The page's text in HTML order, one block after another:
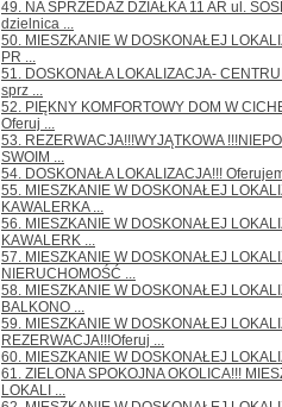
49. NA SPRZEDAŻ DZIAŁKA 11 AR ul.
dzielnica ...
50. MIESZKANIE W DOSKONAŁEJ
PR ...
51. DOSKONAŁA LOKALIZACJA-
sprz ...
52. PIĘKNY KOMFORTOWY DOM W
Oferuj ...
53. REZERWACJA!!!WYJĄTKOWA
SWOIM ...
54. DOSKONAŁA LOKALIZACJA!!!
55. MIESZKANIE W DOSKONAŁEJ
KAWALERKA ...
56. MIESZKANIE W DOSKONAŁEJ
KAWALERK ...
57. MIESZKANIE W DOSKONAŁEJ
NIERUCHOMOŚĆ ...
58. MIESZKANIE W DOSKONAŁEJ
BALKONO ...
59. MIESZKANIE W DOSKONAŁEJ
REZERWACJA!!!Oferuj ...
60. MIESZKANIE W DOSKONAŁEJ
61. ZIELONA SPOKOJNA OKOLICA!!!
LOKALI ...